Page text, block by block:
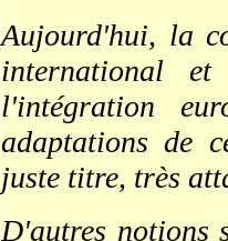
Aujourd'hui, la
international
l'intégration
adaptations de
juste titre, très
D'autres notions